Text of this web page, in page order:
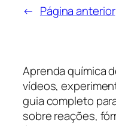
← Página anterior
Aprenda química
vídeos,
guia completo
sobre reações,